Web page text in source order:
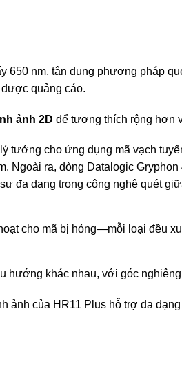
650 nm, tận dụng phương pháp
quảng cáo.
ảnh 2D để tương thích rộng hơn
tưởng cho ứng dụng mã vạch
Ngoài ra, dòng Datalogic
đa dạng trong công nghệ quét
cho mã bị hỏng—mỗi loại đều
hướng khác nhau, với góc nghiêng
ảnh của HR11 Plus hỗ trợ đa